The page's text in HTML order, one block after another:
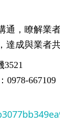
，瞭解業
成與業者
3521
0978-667109